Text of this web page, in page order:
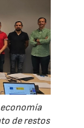
de restos